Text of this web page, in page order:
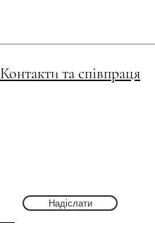
Контакти та співпраця
Надіслати